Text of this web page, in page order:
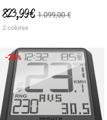
823,99 € 1.099,00 €
2 colores
-28%